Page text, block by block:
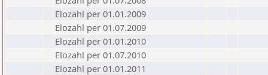
Elozahl per 01.01.2009
Elozahl per 01.07.2009
Elozahl per 01.01.2010
Elozahl per 01.07.2010
Elozahl per 01.01.2011